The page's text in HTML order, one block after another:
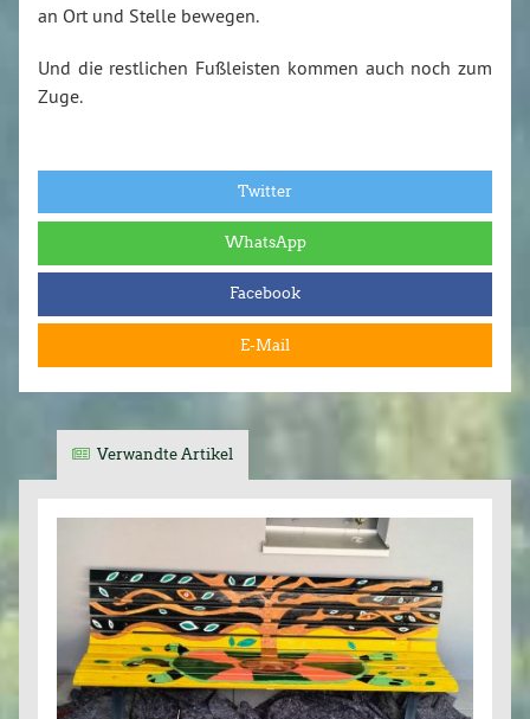
an Ort und Stelle bewegen.
Und die restlichen Fußleisten kommen auch noch zum
Zuge.
Twitter
WhatsApp
Facebook
E-Mail
Verwandte Artikel